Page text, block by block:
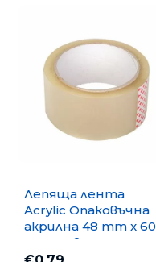
Лепяща лента
Acrylic Опаковъчна
акрилна 48 mm x 60
m, Безцветна